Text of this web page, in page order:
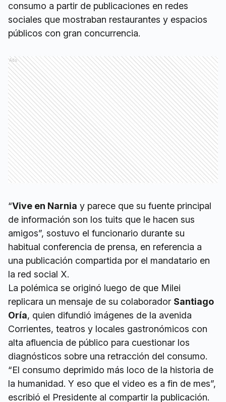
consumo a partir de publicaciones en redes
sociales que mostraban restaurantes y espacios
públicos con gran concurrencia.
Ads
“Vive en Narnia y parece que su fuente principal
de información son los tuits que le hacen sus
amigos”, sostuvo el funcionario durante su
habitual conferencia de prensa, en referencia a
una publicación compartida por el mandatario en
la red social X.
La polémica se originó luego de que Milei
replicara un mensaje de su colaborador Santiago
Oría, quien difundió imágenes de la avenida
Corrientes, teatros y locales gastronómicos con
alta afluencia de público para cuestionar los
diagnósticos sobre una retracción del consumo.
“El consumo deprimido más loco de la historia de
la humanidad. Y eso que el video es a fin de mes”,
escribió el Presidente al compartir la publicación.